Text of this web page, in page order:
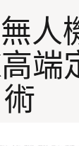
人
端
術